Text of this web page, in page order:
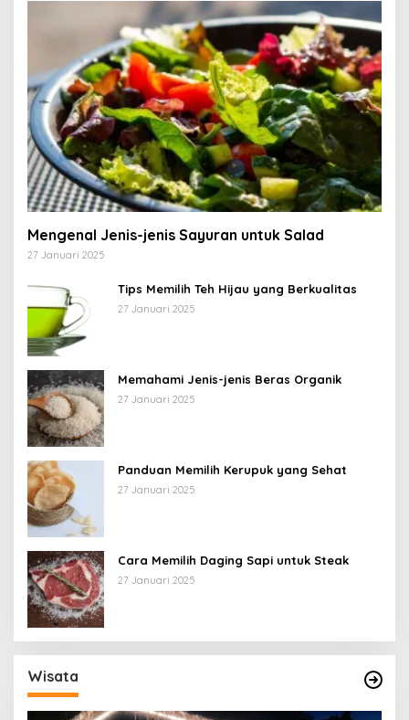
Mengenal Jenis-jenis Sayuran untuk Salad
27 Januari 2025
Tips Memilih Teh Hijau yang Berkualitas
27 Januari 2025
Memahami Jenis-jenis Beras Organik
27 Januari 2025
Panduan Memilih Kerupuk yang Sehat
27 Januari 2025
Cara Memilih Daging Sapi untuk Steak
27 Januari 2025
Wisata